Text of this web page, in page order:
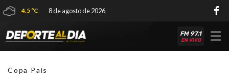
4.5 ºC 8 de agosto de 2026
FM 97.1
EN VIVO
Copa País